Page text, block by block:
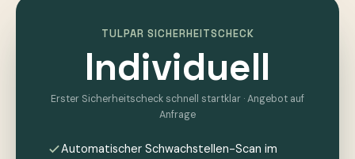
TULPAR SICHERHEITSCHECK
Individuell
Erster Sicherheitscheck schnell startklar · Angebot auf
Anfrage
Automatischer Schwachstellen-Scan im